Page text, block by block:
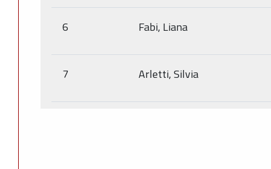
6 Fabi, Liana
7 Arletti, Silvia